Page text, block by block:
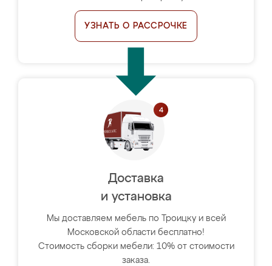
УЗНАТЬ О РАССРОЧКЕ
Доставка
и установка
Мы доставляем мебель по Троицку и всей
Московской области бесплатно!
Стоимость сборки мебели: 10% от стоимости
заказа.